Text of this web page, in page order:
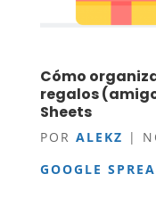
Cómo
regalos
Sheets
POR ALEKZ |
GOOGLE